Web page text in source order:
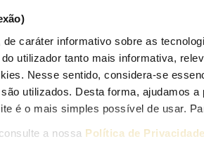
caráter informativo sobre as
utilizador tanto mais informativa,
Nesse sentido, considera-se
utilizados. Desta forma, ajudamos a
é o mais simples possível de usar.
a nossa Política de Privacidade
formação da ERSE sobre energia em
da ERSE sobre operacionalização do